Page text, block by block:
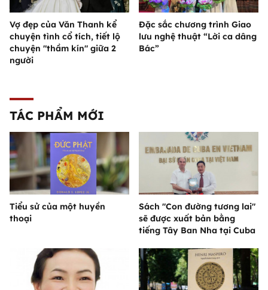
Vợ đẹp của Văn Thanh kể
chuyện tình cổ tích, tiết lộ
chuyện "thầm kín" giữa 2
người
Đặc sắc chương trình Giao
lưu nghệ thuật “Lời ca dâng
Bác”
TÁC PHẨM MỚI
Tiểu sử của một huyền
thoại
Sách "Con đường tương lai"
sẽ được xuất bản bằng
tiếng Tây Ban Nha tại Cuba